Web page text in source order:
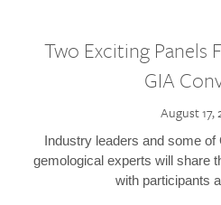
Two Exciting Panels
GIA
August 17,
Industry leaders and some of
gemological experts will share
with participants